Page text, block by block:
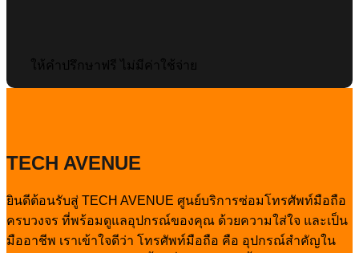
ให้คำปรึกษาฟรี ไม่มีค่าใช้จ่าย
TECH AVENUE
ยินดีต้อนรับสู่ TECH AVENUE ศูนย์บริการซ่อมโทรศัพท์มือถือ
ครบวงจร ที่พร้อมดูแลอุปกรณ์ของคุณ ด้วยความใส่ใจ และเป็น
มืออาชีพ เราเข้าใจดีว่า โทรศัพท์มือถือ คือ อุปกรณ์สำคัญใน